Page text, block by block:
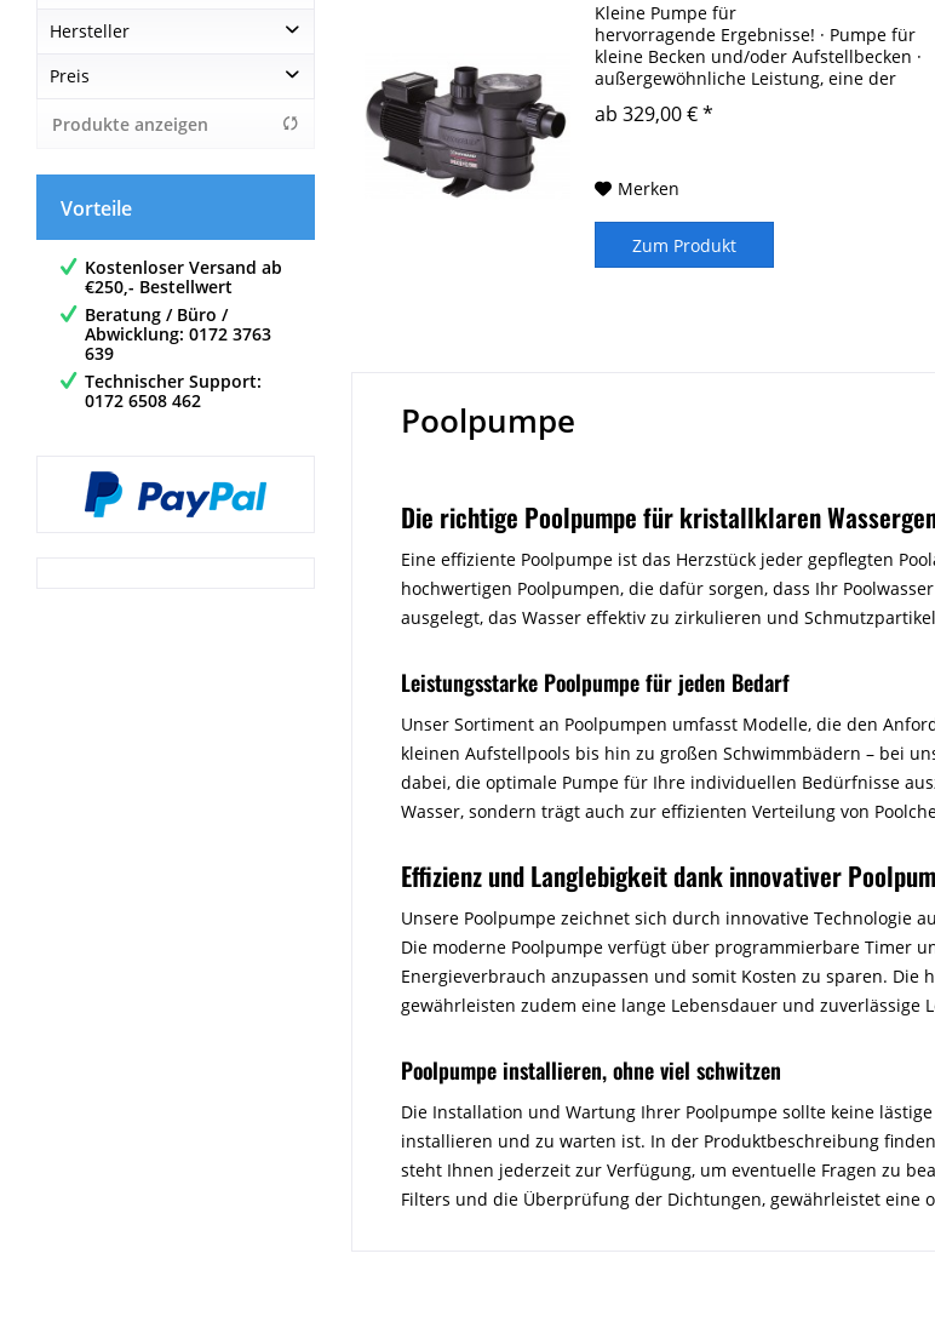
Hersteller
BWT
SCP Germany
Preis
Produkte anzeigen
Vorteile
Kostenloser Versand ab
€250,- Bestellwert
Beratung / Büro /
Abwicklung: 0172 3763
639
Technischer Support:
0172 6508 462
Kleine Pumpe für
hervorragende Ergebnisse! · Pumpe für
kleine Becken und/oder Aufstellbecken ·
außergewöhnliche Leistung, eine der
besten in ihrer Kategorie · 1,1 Liter
Vorfilterkorb · empfohlen für
ab 329,00 € *
Merken
Zum Produkt
Poolpumpe
Die richtige Poolpumpe für kristallklaren
Eine effiziente Poolpumpe ist das Herzstück jeder gepflegten
hochwertigen Poolpumpen, die dafür sorgen, dass Ihr
ausgelegt, das Wasser effektiv zu zirkulieren und
Leistungsstarke Poolpumpe für jeden Bedarf
Unser Sortiment an Poolpumpen umfasst Modelle, die den
kleinen Aufstellpools bis hin zu großen Schwimmbädern – bei
dabei, die optimale Pumpe für Ihre individuellen Bedürfnisse
Wasser, sondern trägt auch zur effizienten Verteilung von
Effizienz und Langlebigkeit dank innovativer
Unsere Poolpumpe zeichnet sich durch innovative Technologie
Die moderne Poolpumpe verfügt über programmierbare Timer
Energieverbrauch anzupassen und somit Kosten zu sparen.
gewährleisten zudem eine lange Lebensdauer und zuverlässige
Poolpumpe installieren, ohne viel schwitzen
Die Installation und Wartung Ihrer Poolpumpe sollte keine
installieren und zu warten ist. In der Produktbeschreibung
steht Ihnen jederzeit zur Verfügung, um eventuelle Fragen zu
Filters und die Überprüfung der Dichtungen, gewährleistet eine